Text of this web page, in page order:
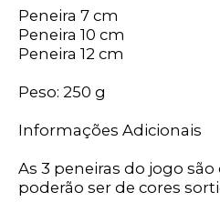
Peneira 7 cm
Peneira 10 cm
Peneira 12 cm
Peso: 250 g
Informações Adicionais
As 3 peneiras do jogo
poderão ser de cores